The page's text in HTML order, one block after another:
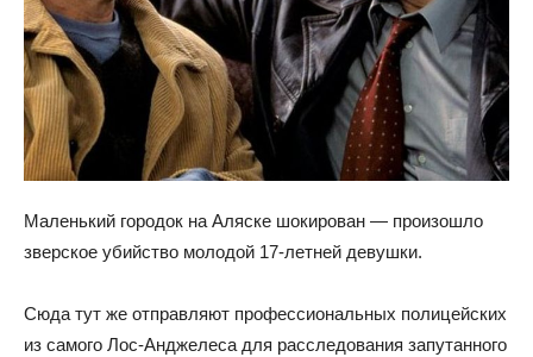
Маленький городок на Аляске шокирован — произошло
зверское убийство молодой 17-летней девушки.
Сюда тут же отправляют профессиональных полицейских
из самого Лос-Анджелеса для расследования запутанного